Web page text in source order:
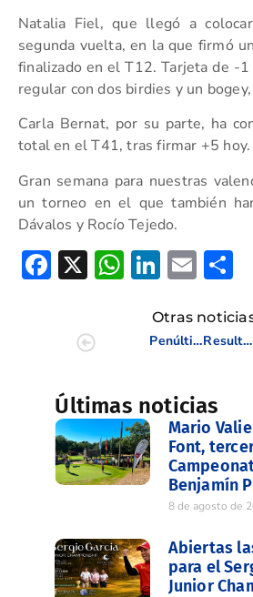
Natalia Fiel, que llegó a
segunda vuelta, en la que firmó
finalizado en el T12. Tarjeta de -
regular con dos birdies y un
Carla Bernat, por su parte, ha
total en el T41, tras firmar +5 hoy.
Gran semana para nuestras
un torneo en el que también
Dávalos y Rocío Tejedo.
Facebook
X WhatsApp
LinkedIn
Email
Otras
Penúltima jornada de nuestros infantiles en el Match Play clasificatorio para el Inter
Resultados del Circuito Masculino y Femenino de la C.V. 1/3
Últimas noticias
Mario
Font,
Benjamín
8 de agosto de
Abiertas
para el
Junior